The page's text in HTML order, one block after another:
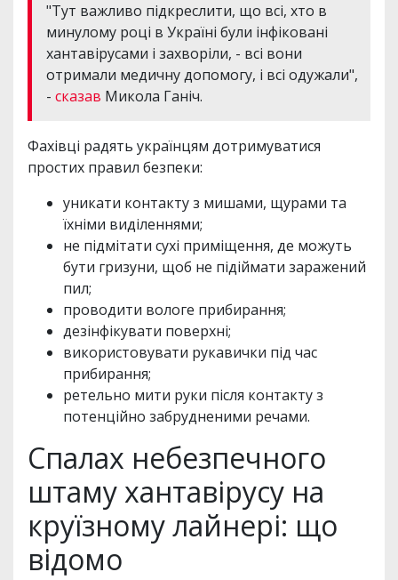
"Тут важливо підкреслити, що всі, хто в
минулому році в Україні були інфіковані
хантавірусами і захворіли, - всі вони
отримали медичну допомогу, і всі одужали",
- сказав Микола Ганіч.
Фахівці радять українцям дотримуватися
простих правил безпеки:
уникати контакту з мишами, щурами та
їхніми виділеннями;
не підмітати сухі приміщення, де можуть
бути гризуни, щоб не підіймати заражений
пил;
проводити вологе прибирання;
дезінфікувати поверхні;
використовувати рукавички під час
прибирання;
ретельно мити руки після контакту з
потенційно забрудненими речами.
Спалах небезпечного
штаму хантавірусу на
круїзному лайнері: що
відомо